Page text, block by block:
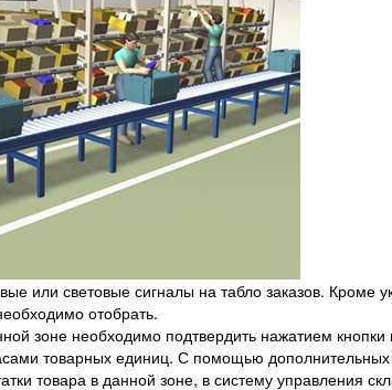
или световые сигналы на табло заказов. Кроме
отобрать.
зоне необходимо подтвердить нажатием
товарных единиц. С помощью
товара в данной зоне, в систему управления